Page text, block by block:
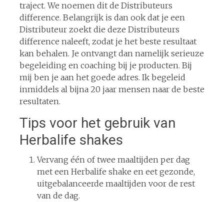
traject. We noemen dit de Distributeurs
difference. Belangrijk is dan ook dat je een
Distributeur zoekt die deze Distributeurs
difference naleeft, zodat je het beste resultaat
kan behalen. Je ontvangt dan namelijk serieuze
begeleiding en coaching bij je producten. Bij
mij ben je aan het goede adres. Ik begeleid
inmiddels al bijna 20 jaar mensen naar de beste
resultaten.
Tips voor het gebruik van
Herbalife shakes
Vervang één of twee maaltijden per dag
met een Herbalife shake en eet gezonde,
uitgebalanceerde maaltijden voor de rest
van de dag.